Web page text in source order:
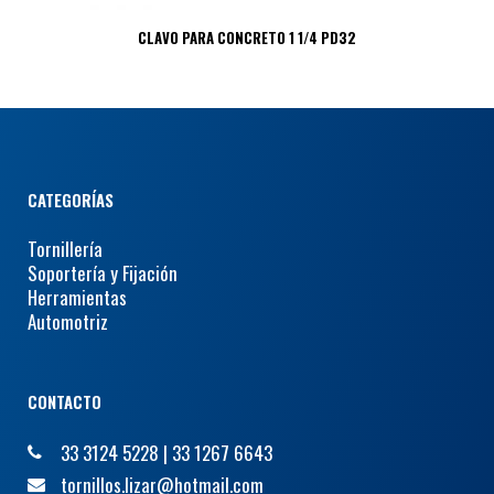
CLAVO PARA CONCRETO 1 1/4 PD32
CATEGORÍAS
Tornillería
Soportería y Fijación
Herramientas
Automotriz
CONTACTO
33 3124 5228 | 33 1267 6643
tornillos.lizar@hotmail.com